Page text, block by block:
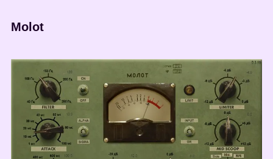
Molot